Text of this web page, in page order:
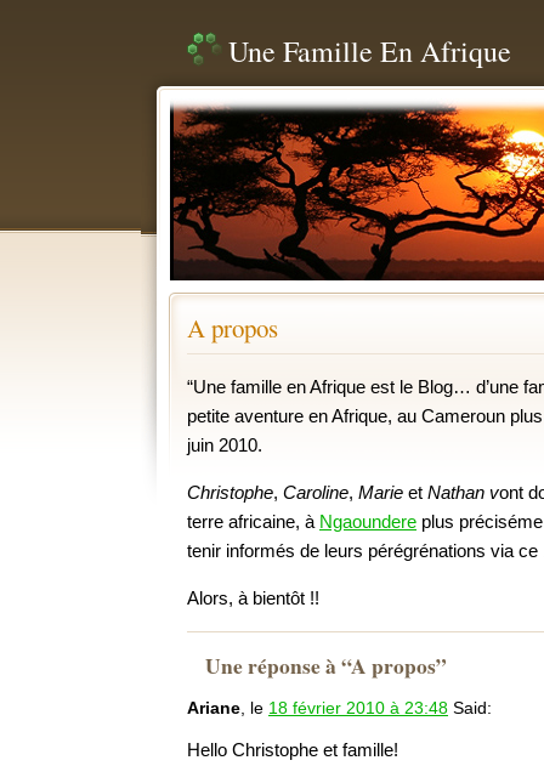
Une Famille En Afrique
A propos
“Une famille en Afrique est le Blog… d’une
petite aventure en Afrique, au Cameroun
juin 2010.
Christophe, Caroline, Marie et Nathan vont
terre africaine, à Ngaoundere plus
tenir informés de leurs pérégrénations via
Alors, à bientôt !!
Une réponse à “A propos”
Ariane, le 18 février 2010 à 23:48 Said:
Hello Christophe et famille!